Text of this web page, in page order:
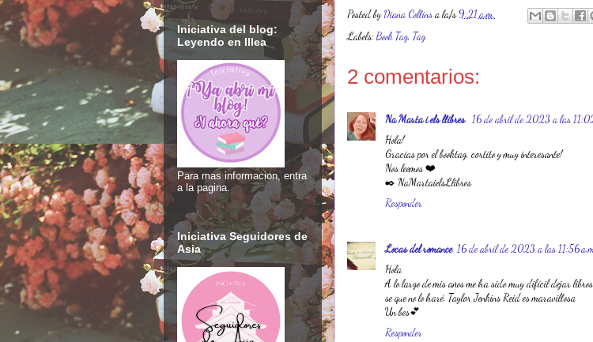
Posted byDiana Collinsa la/s9:21 a.m.
Labels: Book Tag, Tag
2 comentarios:
Na Marta i els llibres 16 de abril de 2023 a las
Hola!
Gracias por el booktag, cortito y muy interesante!
Nos leemos ❤️
✒️ NaMartaielsLlibres
Responder
Locas del romance 16 de abril de 2023 a las 11:56
Hola
A lo largo de mis años me ha sido muy difícil dejar
se que no lo haré. Taylor Jenkins Reid es maravillosa
Un bes💕
Responder
Iniciativa del blog:
Leyendo en Illea
Para mas informacion, entra
a la pagina.
Iniciativa Seguidores de
Asia